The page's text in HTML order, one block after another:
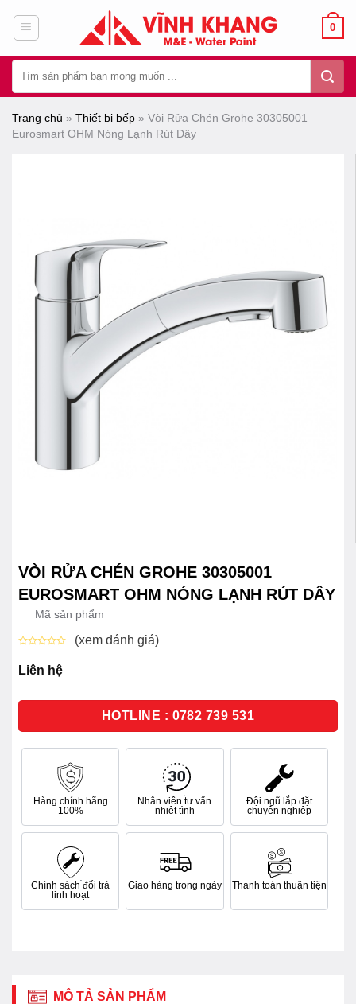
dung
0
kiếm:
Trang chủ » Thiết bị bếp » Vòi Rửa Chén Grohe 30305001
Eurosmart OHM Nóng Lạnh Rút Dây
VÒI RỬA CHÉN GROHE 30305001
EUROSMART OHM NÓNG LẠNH RÚT DÂY
Mã sản phẩm
xếp
hạng
sao
(xem đánh giá)
Liên hệ
HOTLINE : 0782 739 531
Hàng chính hãng
100%
Nhân viên tư vấn
nhiệt tình
Đội ngũ lắp đặt
chuyên nghiệp
Chính sách đổi trả
linh hoạt
Giao hàng trong ngày Thanh toán thuận tiện
MÔ TẢ SẢN PHẨM